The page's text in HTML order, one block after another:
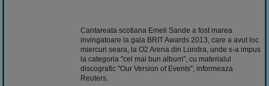
Cantareata scotiana Emeli Sande a fost marea
invingatoare la gala BRIT Awards 2013, care a avut loc
miercuri seara, la O2 Arena din Londra, unde s-a impus
la categoria "cel mai bun album", cu materialul
discografic "Our Version of Events", informeaza
Reuters.